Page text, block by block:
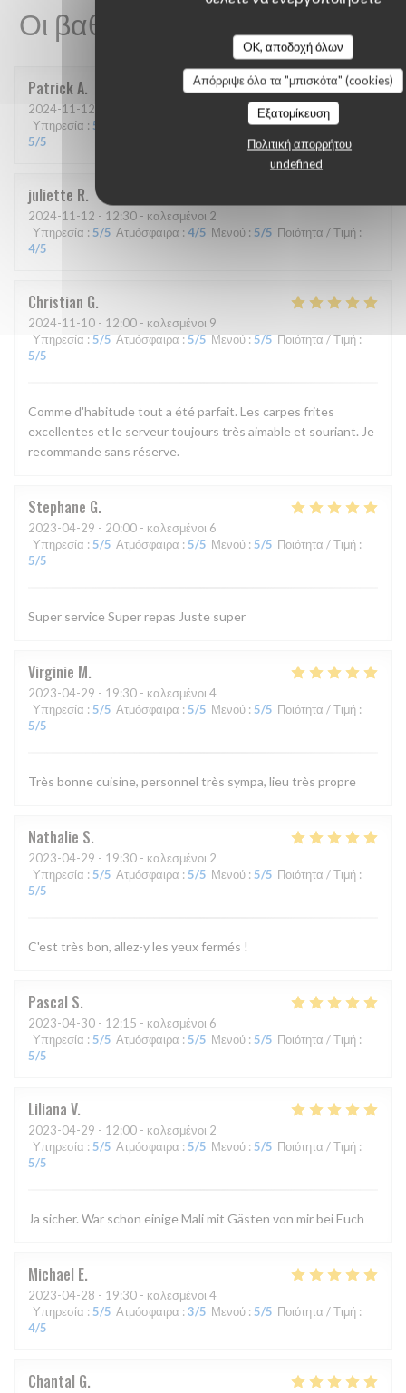
OK, αποδοχή όλων
Απόρριψε όλα τα "μπισκότα" (cookies)
Εξατομίκευση
Πολιτική απορρήτου
undefined
Οι βαθμολογίες πελατών μας
PatrickA
2024-11-12
Υπηρεσία : 5 :5/5 Ποιότητα / Τιμή
5/5
juliette R
2024-11-12 - 12:30 - καλεσμένοι 2
Υπηρεσία : 5/5 Ατμόσφαιρα : 4/5 Μενού : 5/5 Ποιότητα / Τιμή :
4/5
Christian G
2024-11-10 - 12:00 - καλεσμένοι 9
Υπηρεσία : 5/5 Ατμόσφαιρα:5/5 Μενού:5/5 Ποιότητα / Τιμή:
5/5
Comme d'habitude tout a été parfait. Les carpes frites
excellentes et le serveur toujours très aimable et souriant. Je
recommande sans réserve.
Stephane G
2023-04-29 - 20:00 - καλεσμένοι 6
Υπηρεσία : 5/5 Ατμόσφαιρα : 5/5 Μενού : 5/5 Ποιότητα / Τιμή :
5/5
Super service Super repas Juste super
Virginie M
2023-04-29 - 19:30 - καλεσμένοι 4
Υπηρεσία : 5/5 Ατμόσφαιρα : 5/5 Μενού : 5/5 Ποιότητα / Τιμή :
5/5
Très bonne cuisine, personnel très sympa, lieu très propre
Nathalie S
2023-04-29 - 19:30 - καλεσμένοι 2
Υπηρεσία : 5/5 Ατμόσφαιρα : 5/5 Μενού : 5/5 Ποιότητα / Τιμή :
5/5
C'est très bon, allez-y les yeux fermés !
Pascal S
2023-04-30 - 12:15 - καλεσμένοι 6
Υπηρεσία : 5/5 Ατμόσφαιρα : 5/5 Μενού : 5/5 Ποιότητα / Τιμή :
5/5
Liliana V
2023-04-29 - 12:00 - καλεσμένοι 2
Υπηρεσία : 5/5 Ατμόσφαιρα : 5/5 Μενού : 5/5 Ποιότητα / Τιμή :
5/5
Ja sicher. War schon einige Mali mit Gästen von mir bei Euch
Michael E
2023-04-28 - 19:30 - καλεσμένοι 4
Υπηρεσία : 5/5 Ατμόσφαιρα : 3/5 Μενού : 5/5 Ποιότητα / Τιμή :
4/5
Chantal G